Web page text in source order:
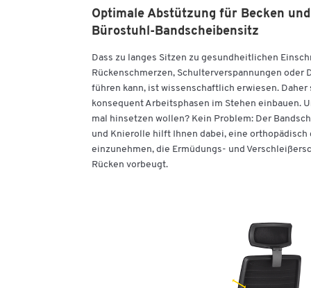
Optimale Abstützung für Becken
Bürostuhl-Bandscheibensitz
Dass zu langes Sitzen zu gesundheitlichen
Rückenschmerzen, Schulterverspannungen oder
führen kann, ist wissenschaftlich erwiesen.
konsequent Arbeitsphasen im Stehen einbauen.
mal hinsetzen wollen? Kein Problem: Der
und Knierolle hilft Ihnen dabei, eine orthopädisch
einzunehmen, die Ermüdungs- und
Rücken vorbeugt.